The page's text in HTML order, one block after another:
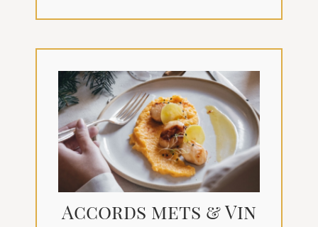
Accords mets & Vin